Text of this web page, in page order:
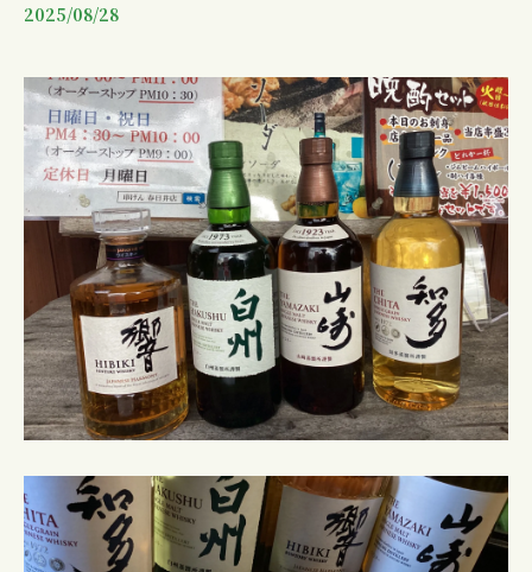
2025/08/28